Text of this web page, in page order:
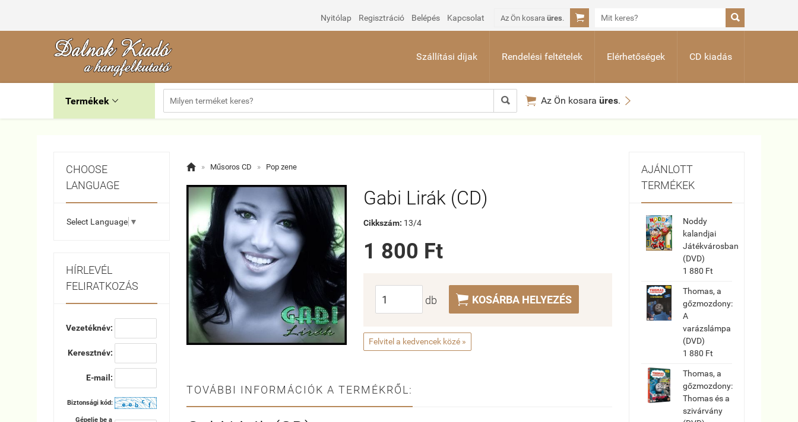
Nyitólap Regisztráció Belépés Kapcsolat Az Ön kosara üres.  
Szállítási díjak Rendelési feltételek Elérhetőségek CD kiadás
Termékek    Az Ön kosara üres. 
CHOOSE
LANGUAGE
Select Language ▼
HÍRLEVÉL
FELIRATKOZÁS
Vezetéknév:
Keresztnév:
E-mail:
Biztonsági kód:
Gépelje be a
 » Műsoros CD » Pop zene
Gabi Lirák (CD)
Cikkszám: 13/4
1 800 Ft
db  KOSÁRBA HELYEZÉS
Felvitel a kedvencek közé »
TOVÁBBI INFORMÁCIÓK A TERMÉKRŐL:
AJÁNLOTT
TERMÉKEK
Noddy
kalandjai
Játékvárosban
(DVD)
1 880 Ft
Thomas, a
gőzmozdony:
A
varázslámpa
(DVD)
1 880 Ft
Thomas, a
gőzmozdony:
Thomas és a
szivárvány